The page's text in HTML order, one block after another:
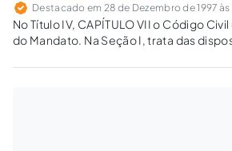
Destacado em 28 de Dezembro de 1997
No Título IV, CAPÍTULO VII o Código
do Mandato. Na Seção I, trata das
poderes, e vinculado este ao Art.1313,